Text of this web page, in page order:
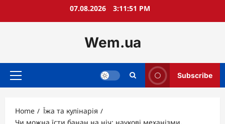
07.08.2026 3:11:52 PM
Wem.ua
Primary
Subscribe
Home
Їжа та кулінарія